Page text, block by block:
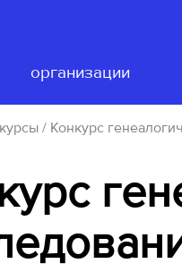
организации
/ Конкурс